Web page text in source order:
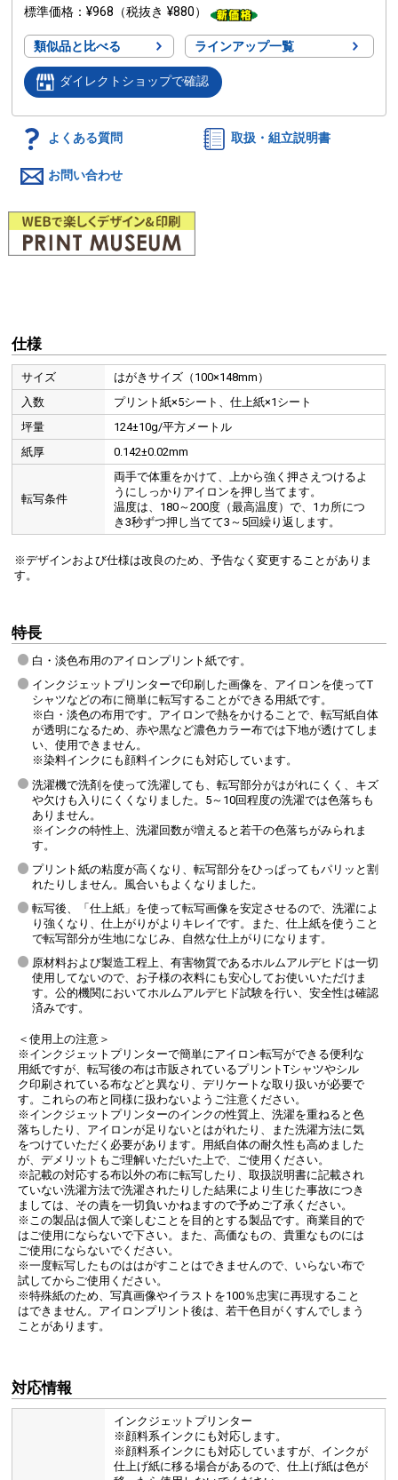
標準価格
¥968 （税抜き ¥880）
類似品と比べる ラインアップ一覧
ダイレクトショップで確認
よくある質問 取扱・組立説明書
お問い合わせ
仕様
サイズ
はがきサイズ（100×148mm）
入数
プリント紙×5シート、仕上紙×1シート
坪量
124±10g/平方メートル
紙厚
0.142±0.02mm
転写条件
両手で体重をかけて、上から強く押さえつけるよ
うにしっかりアイロンを押し当てます。
温度は、180～200度（最高温度）で、1カ所につ
き3秒ずつ押し当てて3～5回繰り返します。
※デザインおよび仕様は改良のため、予告なく変更することがありま
す。
特長
白・淡色布用のアイロンプリント紙です。
インクジェットプリンターで印刷した画像を、アイロンを使ってT
シャツなどの布に簡単に転写することができる用紙です。
※白・淡色の布用です。アイロンで熱をかけることで、転写紙自体
が透明になるため、赤や黒など濃色カラー布では下地が透けてしま
い、使用できません。
※染料インクにも顔料インクにも対応しています。
洗濯機で洗剤を使って洗濯しても、転写部分がはがれにくく、キズ
や欠けも入りにくくなりました。5～10回程度の洗濯では色落ちも
ありません。
※インクの特性上、洗濯回数が増えると若干の色落ちがみられま
す。
プリント紙の粘度が高くなり、転写部分をひっぱってもパリッと割
れたりしません。風合いもよくなりました。
転写後、「仕上紙」を使って転写画像を安定させるので、洗濯によ
り強くなり、仕上がりがよりキレイです。また、仕上紙を使うこと
で転写部分が生地になじみ、自然な仕上がりになります。
原材料および製造工程上、有害物質であるホルムアルデヒドは一切
使用してないので、お子様の衣料にも安心してお使いいただけま
す。公的機関においてホルムアルデヒド試験を行い、安全性は確認
済みです。
＜使用上の注意＞
※インクジェットプリンターで簡単にアイロン転写ができる便利な
用紙ですが、転写後の布は市販されているプリントTシャツやシル
ク印刷されている布などと異なり、デリケートな取り扱いが必要で
す。これらの布と同様に扱わないようご注意ください。
※インクジェットプリンターのインクの性質上、洗濯を重ねると色
落ちしたり、アイロンが足りないとはがれたり、また洗濯方法に気
をつけていただく必要があります。用紙自体の耐久性も高めました
が、デメリットもご理解いただいた上で、ご使用ください。
※記載の対応する布以外の布に転写したり、取扱説明書に記載され
ていない洗濯方法で洗濯されたりした結果により生じた事故につき
ましては、その責を一切負いかねますので予めご了承ください。
※この製品は個人で楽しむことを目的とする製品です。商業目的で
はご使用にならないで下さい。また、高価なもの、貴重なものには
ご使用にならないでください。
※一度転写したものははがすことはできませんので、いらない布で
試してからご使用ください。
※特殊紙のため、写真画像やイラストを100％忠実に再現すること
はできません。アイロンプリント後は、若干色目がくすんでしまう
ことがあります。
対応情報
インクジェットプリンター
※顔料系インクにも対応します。
※顔料系インクにも対応していますが、インクが
仕上げ紙に移る場合があるので、仕上げ紙は色が